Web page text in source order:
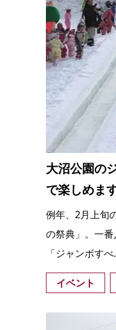
大沼公園の
で楽しめま
例年、2月上旬
の祭典」。一
「ジャンボすべ
イベント